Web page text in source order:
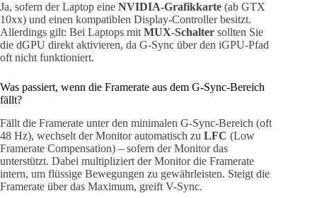
Ja, sofern der Laptop eine NVIDIA-Grafikkarte (ab GTX
10xx) und einen kompatiblen Display-Controller besitzt.
Allerdings gilt: Bei Laptops mitMUX-Schalter sollten Sie
die dGPU direkt aktivieren, da G-Sync über den iGPU-Pfad
oft nicht funktioniert.
Was passiert, wenn die Framerate aus dem G-Sync-Bereich
fällt?
Fällt die Framerate unter den minimalen G-Sync-Bereich (oft
48 Hz), wechselt der Monitor automatisch zu LFC (Low
Framerate Compensation) – sofern der Monitor das
unterstützt. Dabei multipliziert der Monitor die Framerate
intern, um flüssige Bewegungen zu gewährleisten. Steigt die
Framerate über das Maximum, greift V-Sync.